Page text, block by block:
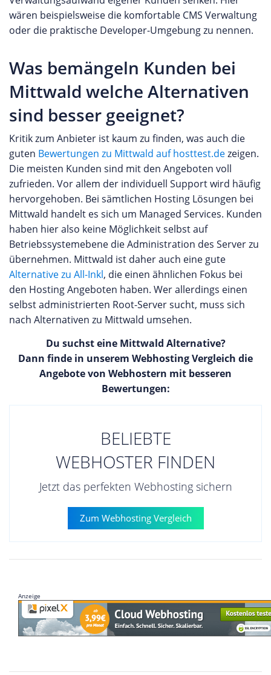
Preis-/Leistungsverhältnis ist sehr gut
dedizierten Servern stehen hingegen besonders
leistungsstarke Systeme der neusten Hardware
Generation mit uneingeschränkten Hardware
Verfügung. Auf diese Weise können beste
Performance und Qualität für höchste Ansprüche
garantiert werden. Digitale Business Lösungen Die
dogado GmbH bietet darüber hinaus eine ganze
Reihe an Digitalen Business Lösungen speziell für
Firmenkunden an. Von der Organisation des
digitalen Büros mit Microsoft Office 365 und
Sharepoint bis hin zu hoch verfügbaren Cloud
Lösungen auf Basis von Amazon AWS oder
Microsoft Azure. Sollte die Lösung „von der
Stange“ nicht ausreichend sein, stellt dogado auch
gerne eine private Cloud Lösung bereit, die
individuell auf die benötigte Infrastruktur des
Kunden zurechtgeschnitten werden kann. Sie
können auf unserer Webseite eine eigene
Bewertung für dogado GmbH abgeben oder die
Erfahrungen anderer Kunden des Anbieters
durchlesen.
wären beispielsweise die komfortable CMS Verwaltung
oder die praktische Developer-Umgebung zu nennen.
Was bemängeln Kunden bei
Mittwald welche Alternativen
sind besser geeignet?
Kritik zum Anbieter ist kaum zu finden, was auch die
guten Bewertungen zu Mittwald auf hosttest.dezeigen.
Die meisten Kunden sind mit den Angeboten voll
zufrieden. Vor allem der individuell Support wird häufig
hervorgehoben. Bei sämtlichen Hosting Lösungen bei
Mittwald handelt es sich um Managed Services. Kunden
haben hier also keine Möglichkeit selbst auf
Betriebssystemebene die Administration des Server zu
übernehmen. Mittwald ist daher auch eine gute
Alternative zu All-Inkl, die einen ähnlichen Fokus bei
den Hosting Angeboten haben. Wer allerdings einen
selbst administrierten Root-Server sucht, muss sich
nach Alternativen zu Mittwald umsehen.
Du suchst eine Mittwald Alternative?
Dann finde in unserem Webhosting Vergleich die
Angebote von Webhostern mit besseren
Bewertungen:
BELIEBTE
WEBHOSTER FINDEN
Jetzt das perfekten Webhosting sichern
Zum Webhosting Vergleich
Anzeige